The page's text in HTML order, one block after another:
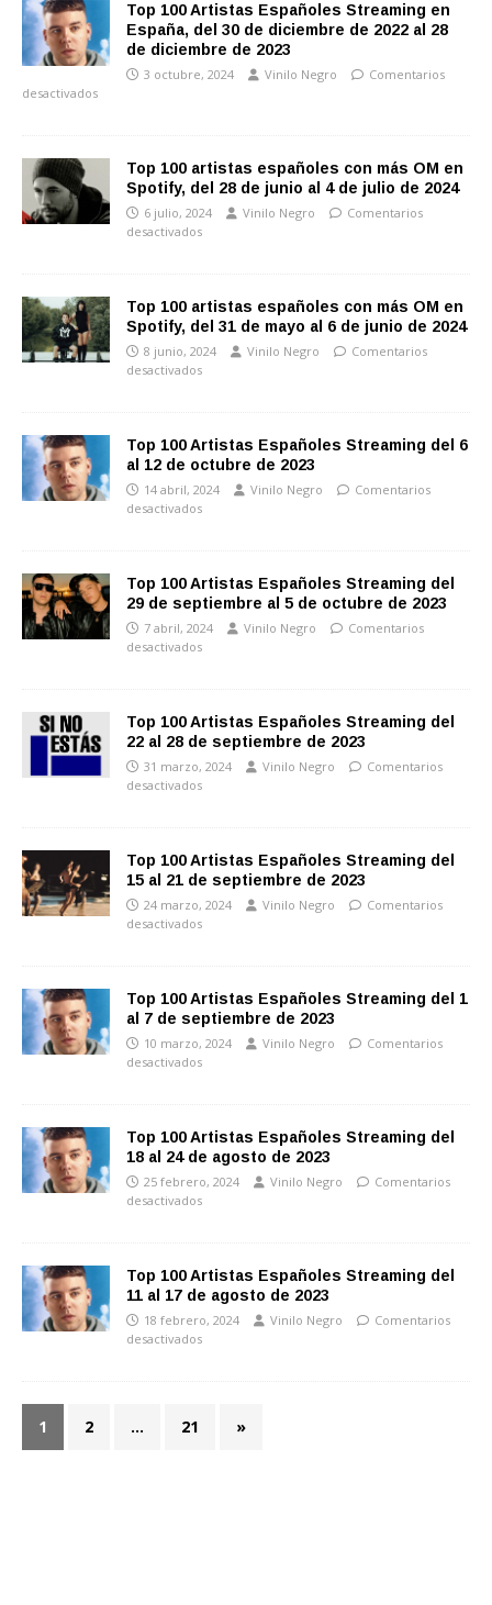
Top 100 Artistas Españoles Streaming en
España, del 30 de diciembre de 2022 al 28
de diciembre de 2023
3 octubre, 2024 Vinilo Negro
Comentarios
desactivados
Top 100 artistas españoles con más OM en
Spotify, del 28 de junio al 4 de julio de 2024
6 julio, 2024 Vinilo Negro
Comentarios
desactivados
Top 100 artistas españoles con más OM en
Spotify, del 31 de mayo al 6 de junio de 2024
8 junio, 2024 Vinilo Negro
Comentarios
desactivados
Top 100 Artistas Españoles Streaming del 6
al 12 de octubre de 2023
14 abril, 2024 Vinilo Negro
Comentarios
desactivados
Top 100 Artistas Españoles Streaming del
29 de septiembre al 5 de octubre de 2023
7 abril, 2024 Vinilo Negro
Comentarios
desactivados
Top 100 Artistas Españoles Streaming del
22 al 28 de septiembre de 2023
31 marzo, 2024 Vinilo Negro
Comentarios
desactivados
Top 100 Artistas Españoles Streaming del
15 al 21 de septiembre de 2023
24 marzo, 2024 Vinilo Negro
Comentarios
desactivados
Top 100 Artistas Españoles Streaming del 1
al 7 de septiembre de 2023
10 marzo, 2024 Vinilo Negro
Comentarios
desactivados
Top 100 Artistas Españoles Streaming del
18 al 24 de agosto de 2023
25 febrero, 2024 Vinilo Negro
Comentarios
desactivados
Top 100 Artistas Españoles Streaming del
11 al 17 de agosto de 2023
18 febrero, 2024 Vinilo Negro
Comentarios
desactivados
1 2 … 21 »